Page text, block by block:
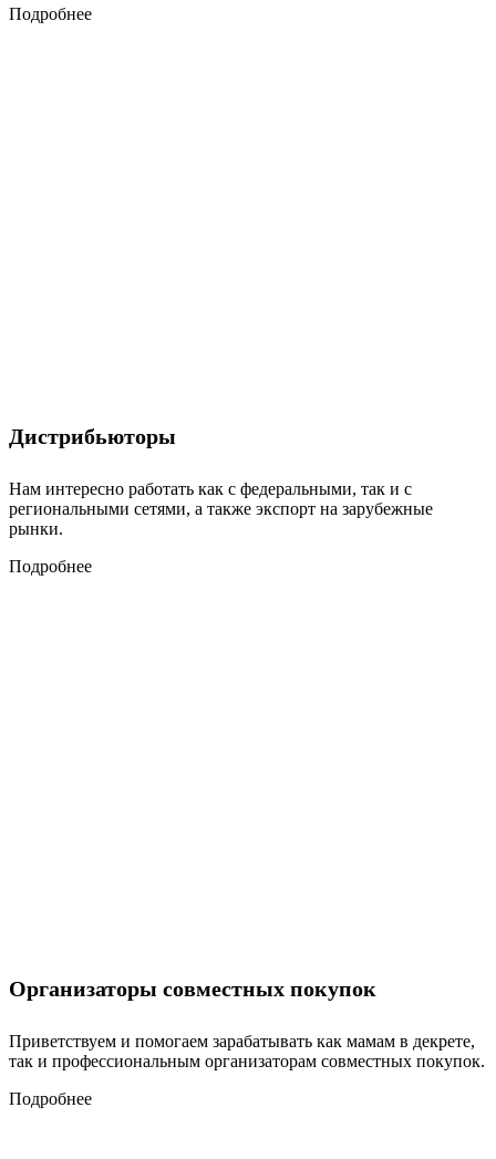
Подробнее
Дистрибьюторы
Нам интересно работать как с федеральными, так и с
региональными сетями, а также экспорт на зарубежные
рынки.
Подробнее
Организаторы совместных покупок
Приветствуем и помогаем зарабатывать как мамам в декрете,
так и профессиональным организаторам совместных покупок.
Подробнее